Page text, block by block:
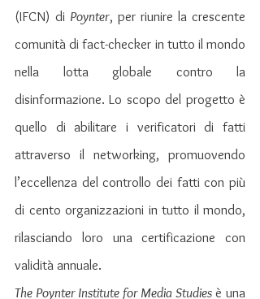
(IFCN) di Poynter, per riunire la crescente
comunità di fact-checker in tutto il mondo
nella lotta globale contro la
disinformazione. Lo scopo del progetto è
quello di abilitare i verificatori di fatti
attraverso il networking, promuovendo
l’eccellenza del controllo dei fatti con più
di cento organizzazioni in tutto il mondo,
rilasciando loro una certificazione con
validità annuale.
The Poynter Institute for Media Studies è una